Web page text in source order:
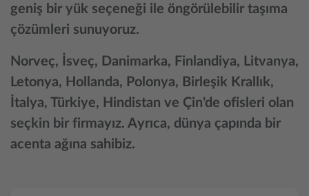
geniş bir yük seçeneği ile öngörülebilir taşıma
çözümleri sunuyoruz.
Norveç, İsveç, Danimarka, Finlandiya, Litvanya,
Letonya, Hollanda, Polonya, Birleşik Krallık,
İtalya, Türkiye, Hindistan ve Çin'de ofisleri olan
seçkin bir firmayız. Ayrıca, dünya çapında bir
acenta ağına sahibiz.